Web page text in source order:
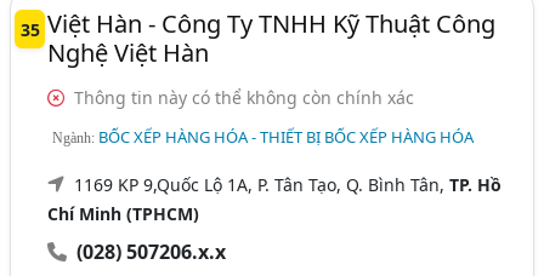
35 Việt Hàn - Công Ty TNHH Kỹ Thuật Công
Nghệ Việt Hàn
Thông tin này có thể không còn chính xác
Ngành: BỐC XẾP HÀNG HÓA - THIẾT BỊ BỐC XẾP HÀNG HÓA
1169 KP 9,Quốc Lộ 1A, P. Tân Tạo, Q. Bình Tân,TP. Hồ
Chí Minh (TPHCM)
(028) 507206.x.x